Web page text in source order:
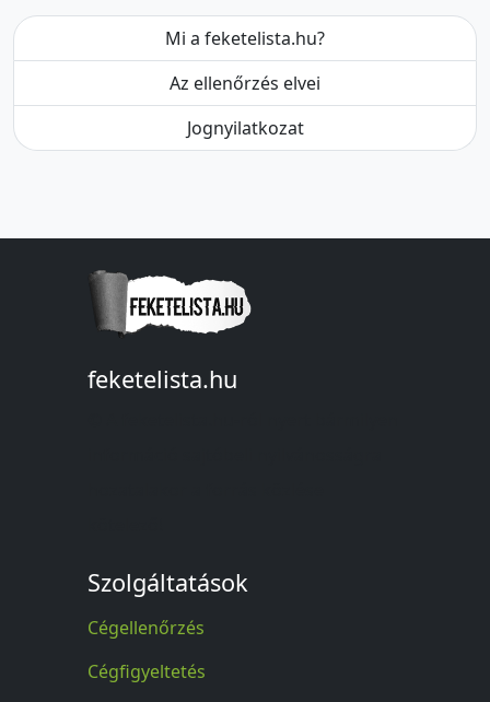
Mi a feketelista.hu?
Az ellenőrzés elvei
Jognyilatkozat
feketelista.hu
Szolgáltatások
Cégellenőrzés
Cégfigyeltetés